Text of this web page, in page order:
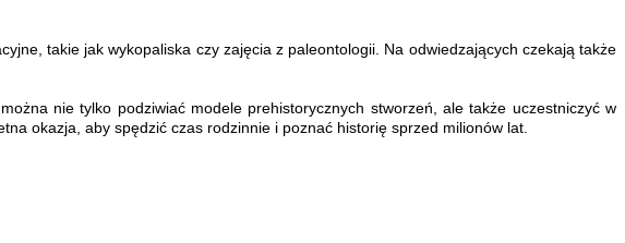
takie jak wykopaliska czy zajęcia z paleontologii. Na odwiedzających czekają także
nie tylko podziwiać modele prehistorycznych stworzeń, ale także uczestniczyć w
okazja, aby spędzić czas rodzinnie i poznać historię sprzed milionów lat.